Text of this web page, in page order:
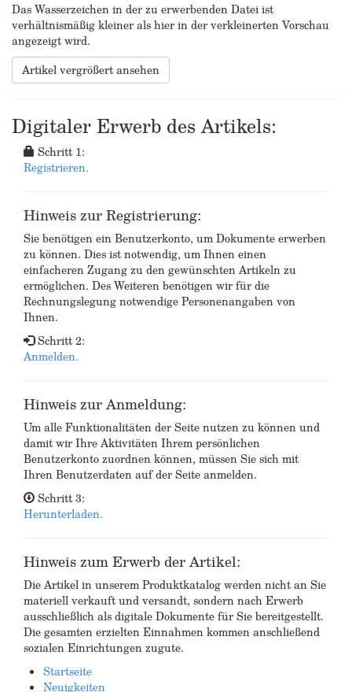
Das Wasserzeichen in der zu erwerbenden Datei ist
verhältnismäßig kleiner als hier in der verkleinerten Vorschau
angezeigt wird.
Artikel vergrößert ansehen
Digitaler Erwerb des Artikels:
Schritt 1:
Registrieren.
Hinweis zur Registrierung:
Sie benötigen ein Benutzerkonto, um Dokumente erwerben
zu können. Dies ist notwendig, um Ihnen einen
einfacheren Zugang zu den gewünschten Artikeln zu
ermöglichen. Des Weiteren benötigen wir für die
Rechnungslegung notwendige Personenangaben von
Ihnen.
Schritt 2:
Anmelden.
Hinweis zur Anmeldung:
Um alle Funktionalitäten der Seite nutzen zu können und
damit wir Ihre Aktivitäten Ihrem persönlichen
Benutzerkonto zuordnen können, müssen Sie sich mit
Ihren Benutzerdaten auf der Seite anmelden.
Schritt 3:
Herunterladen.
Hinweis zum Erwerb der Artikel:
Die Artikel in unserem Produktkatalog werden nicht an Sie
materiell verkauft und versandt, sondern nach Erwerb
ausschließlich als digitale Dokumente für Sie bereitgestellt.
Die gesamten erzielten Einnahmen kommen anschließend
sozialen Einrichtungen zugute.
Startseite
Neuigkeiten